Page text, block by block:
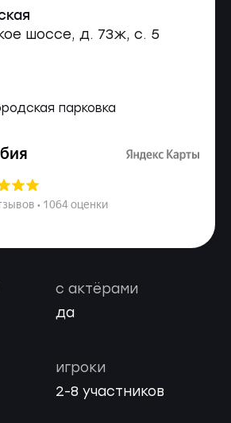
шоссе, д. 73ж, с. 5
парковка
с актёрами
да
игроки
2-8 участников